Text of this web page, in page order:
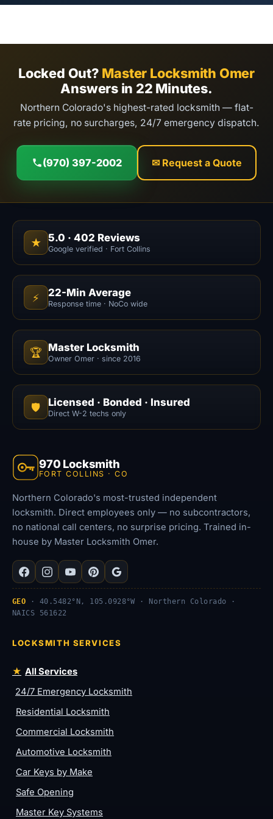
Locked Out? Master Locksmith Omer
Answers in 22 Minutes.
Northern Colorado's highest-rated locksmith — flat-
rate pricing, no surcharges, 24/7 emergency dispatch.
(970) 397-2002 ✉ Request a Quote
★ 5.0 · 402 Reviews
Google verified · Fort Collins
⚡ 22-Min Average
Response time · NoCo wide
🏆 Master Locksmith
Owner Omer · since 2016
🛡️ Licensed · Bonded · Insured
Direct W-2 techs only
970 Locksmith
FORT COLLINS · CO
Northern Colorado's most-trusted independent
locksmith. Direct employees only — no subcontractors,
no national call centers, no surprise pricing. Trained in-
house by Master Locksmith Omer.
GEO · 40.5482°N, 105.0928°W · Northern Colorado ·
NAICS 561622
LOCKSMITH SERVICES
All Services
24/7 Emergency Locksmith
Residential Locksmith
Commercial Locksmith
Automotive Locksmith
Car Keys by Make
Safe Opening
Master Key Systems